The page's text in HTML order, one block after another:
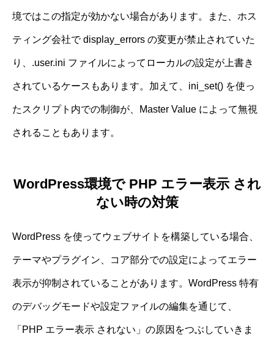
境ではこの指定が効かない場合があります。また、ホス
ティング会社で display_errors の変更が禁止されていた
り、.user.ini ファイルによってローカルの設定が上書き
されているケースもあります。加えて、ini_set() を使っ
たスクリプト内での制御が、Master Value によって無視
されることもあります。
WordPress環境で PHP エラー表示 され
ない時の対策
WordPress を使ってウェブサイトを構築している場合、
テーマやプラグイン、コア部分での設定によってエラー
表示が抑制されていることがあります。WordPress 特有
のデバッグモードや設定ファイルの編集を通じて、
「PHP エラー表示 されない」の原因をつぶしていきま